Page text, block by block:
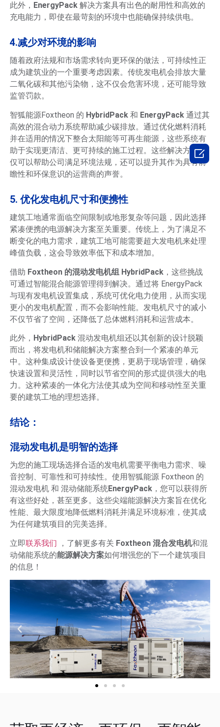
此外， EnergyPack 解决方案具有出色的耐用性和高效的
充电能力，即使在最苛刻的环境中也能确保持续供电。
4.减少对环境的影响
随着政府法规和市场需求转向更环保的做法，可持续性正
成为建筑业的一个重要考虑因素。传统发电机会排放大量
二氧化碳和其他污染物，这不仅会危害环境，还可能导致
监管罚款。
智狐能源Foxtheon 的 HybridPack 和 EnergyPack 通过其
高效的混合动力系统帮助减少碳排放。通过优化燃料消耗
并在适用的情况下整合太阳能等可再生能源，这些系统有
助于实现更清洁、更可持续的施工过程。这些解决方案不
仅可以帮助公司满足环境法规，还可以提升其作为具有前
瞻性和环保意识的运营商的声誉。
5. 优化发电机尺寸和便携性
建筑工地通常面临空间限制或地形复杂等问题，因此选择
紧凑便携的电源解决方案至关重要。传统上，为了满足不
断变化的电力需求，建筑工地可能需要超大发电机来处理
峰值负载，这会导致效率低下和成本增加。
借助 Foxtheon 的混动发电机组 HybridPack ，这些挑战
可通过智能混合能源管理得到解决。通过将 EnergyPack
与现有发电机设置集成，系统可优化电力使用，从而实现
更小的发电机配置，而不会影响性能。发电机尺寸的减小
不仅节省了空间，还降低了总体燃料消耗和运营成本。
此外， HybridPack 混动发电机组还以其创新的设计脱颖
而出，将发电机和储能解决方案整合到一个紧凑的单元
中。这种集成设计使设备更便携，更易于现场管理，确保
快速设置和灵活性，同时以节省空间的形式提供强大的电
力。这种紧凑的一体化方法使其成为空间和移动性至关重
要的建筑工地的理想选择。
结论：
混动发电机是明智的选择
为您的施工现场选择合适的发电机需要平衡电力需求、噪
音控制、可靠性和可持续性。使用智狐能源 Foxtheon 的
混动发电机 和 混动储能系统EnergyPack ，您可以获得所
有这些好处，甚至更多。这些尖端能源解决方案旨在优化
性能、最大限度地降低燃料消耗并满足环境标准，使其成
为任何建筑项目的完美选择。
立即联系我们 ，了解更多有关 Foxtheon 混合发电机和混
动储能系统的能源解决方案如何增强您的下一个建筑项目
的信息！
